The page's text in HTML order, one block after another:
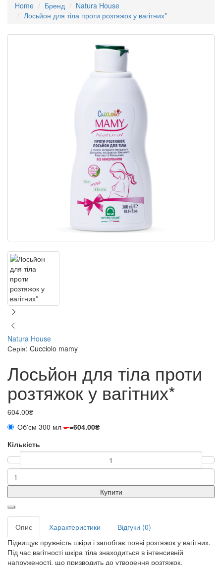
Home Бренд
Natura House
Лосьйон для тіла проти розтяжок у вагітних*
Natura House
Серія: Cucciolo mamy
Лосьйон для тіла проти
розтяжок у вагітних*
604.00₴
Об'єм 300 мл ==604.00₴
Кількість
Купити
Опис Характеристики
Відгуки (0)
Підвищує пружність шкіри і запобгає появі розтяжок у вагітних.
Під час вагітності шкіра тіла знаходиться в інтенсивній
напруженості, що призводить до утворення розтяжок.